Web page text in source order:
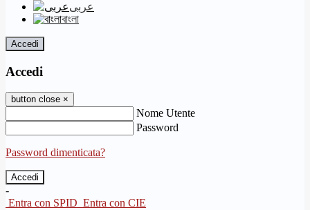
عربى
বাংলা
Accedi
Accedi
button close ×
Nome Utente
Password
Password dimenticata?
-
Entra con SPID Entra con CIE